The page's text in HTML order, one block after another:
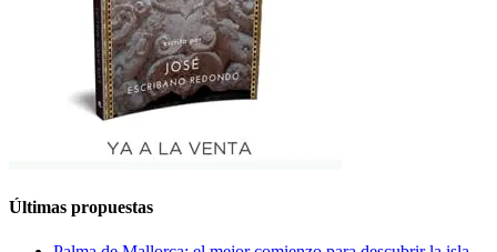
Últimas propuestas